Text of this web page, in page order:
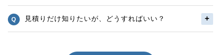
見積りだけ知りたいが、どうすればいい？